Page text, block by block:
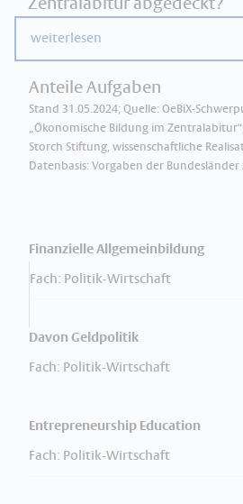
weiterlesen
Anteile Aufgaben
Stand 31.05.2024; Quelle: OeBiX-
„Ökonomische Bildung im
Storch Stiftung, wissenschaftliche
Datenbasis: Vorgaben der
Fach: Politik-Wirtschaft
Finanzielle Allgemeinbildung
Fach: Politik-Wirtschaft
Davon Geldpolitik
Fach: Politik-Wirtschaft
Entrepreneurship Education